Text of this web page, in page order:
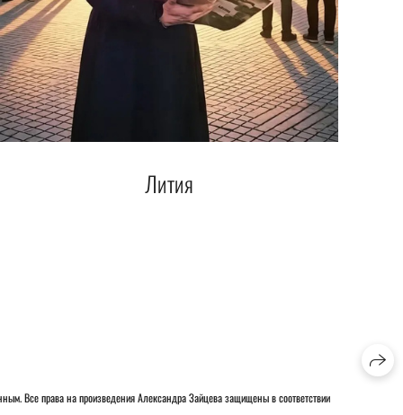
Лития
Все права на произведения Александра Зайцева защищены в соответствии